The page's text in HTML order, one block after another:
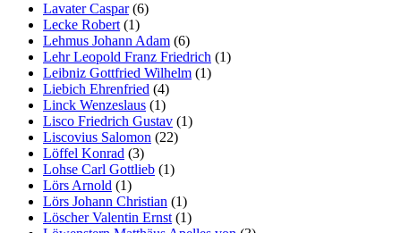
Lavater Caspar(6)
Lecke Robert (1)
Lehmus Johann Adam (6)
Lehr Leopold Franz Friedrich (1)
Leibniz Gottfried Wilhelm (1)
Liebich Ehrenfried (4)
Linck Wenzeslaus (1)
Lisco Friedrich Gustav (1)
Liscovius Salomon (22)
Löffel Konrad (3)
Lohse Carl Gottlieb (1)
Lörs Arnold (1)
Lörs Johann Christian (1)
Löscher Valentin Ernst (1)